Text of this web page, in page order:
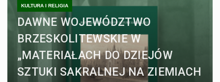
KULTURA I RELIGIA
DAWNE WOJEWÓDZTWO
BRZESKOLITEWSKIE W
„MATERIAŁACH DO DZIEJÓW
SZTUKI SAKRALNEJ NA ZIEMIACH